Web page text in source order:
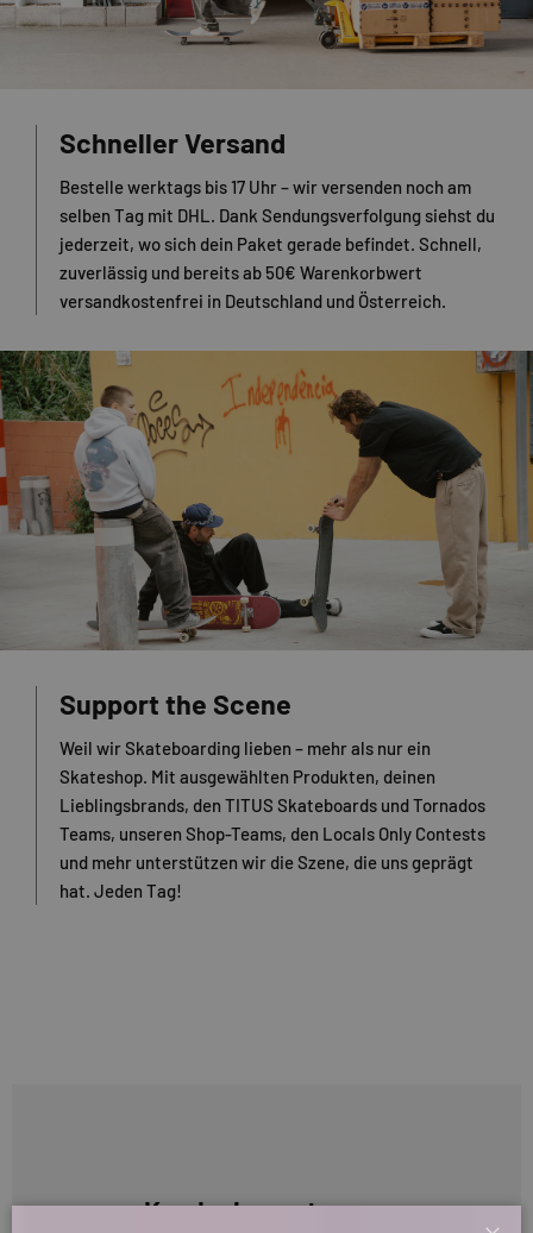
Schneller Versand
Bestelle werktags bis 17 Uhr – wir versenden noch am
selben Tag mit DHL. Dank Sendungsverfolgung siehst du
jederzeit, wo sich dein Paket gerade befindet. Schnell,
zuverlässig und bereits ab 50€ Warenkorbwert
versandkostenfrei in Deutschland und Österreich.
Support the Scene
Weil wir Skateboarding lieben – mehr als nur ein
Skateshop. Mit ausgewählten Produkten, deinen
Lieblingsbrands, den TITUS Skateboards und Tornados
Teams, unseren Shop-Teams, den Locals Only Contests
und mehr unterstützen wir die Szene, die uns geprägt
hat. Jeden Tag!
Kundenbewertungen